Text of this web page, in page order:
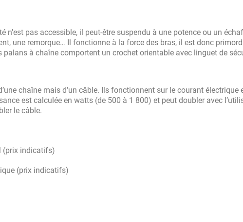
n’est pas accessible, il peut-être suspendu à une potence ou un
une remorque… Il fonctionne à la force des bras, il est donc
palans à chaîne comportent un crochet orientable avec linguet de
chaîne mais d’un câble. Ils fonctionnent sur le courant électrique
est calculée en watts (de 500 à 1 800) et peut doubler avec
le câble.
(prix indicatifs)
(prix indicatifs)